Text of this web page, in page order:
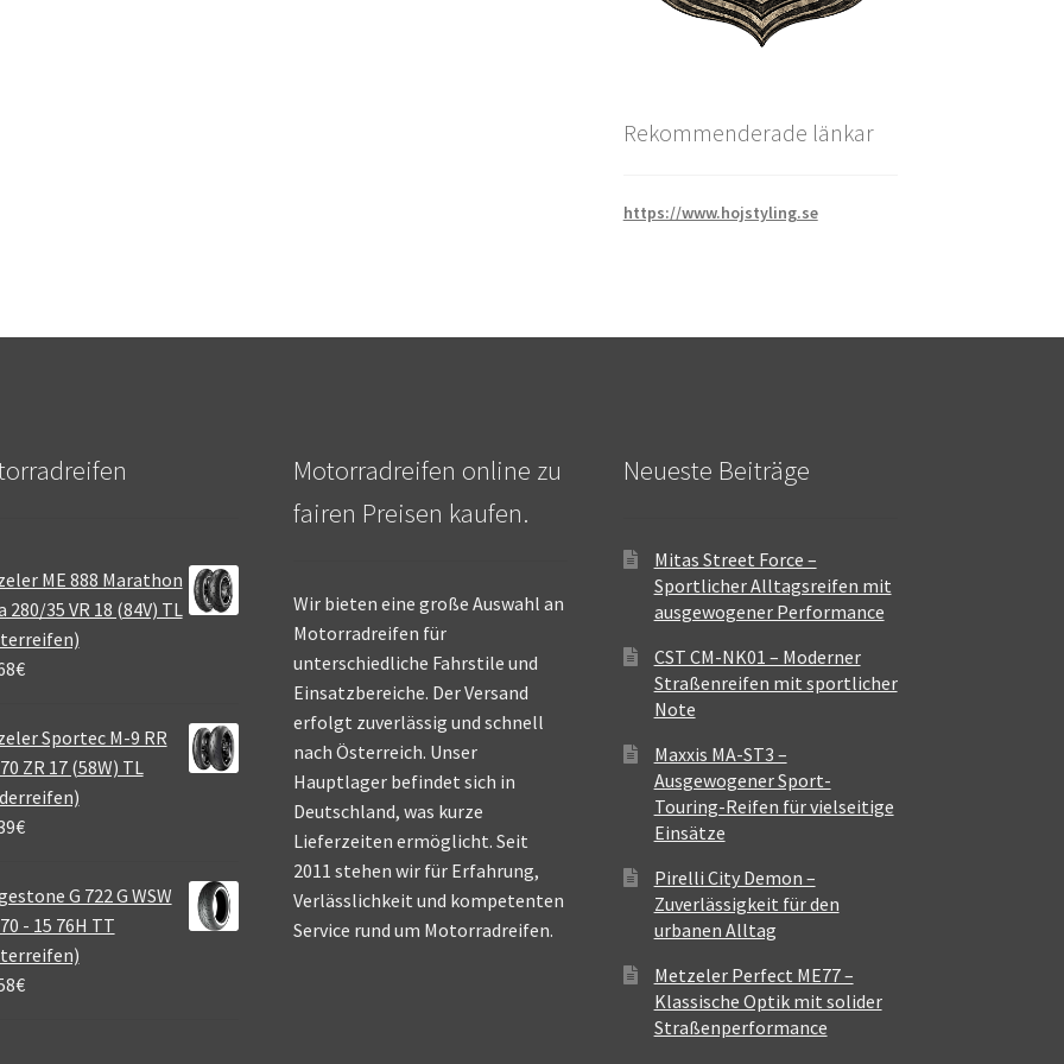
Rekommenderade länkar
https://www.hojstyling.se
ME 888 Marathon
280/35 VR 18 (84V) TL
€
Sportec M-9 RR
ZR 17 (58W) TL
€
G 722 G WSW
- 15 76H TT
€
Motorradreifen online zu
fairen Preisen kaufen.
Wir bieten eine große Auswahl an
Motorradreifen für
unterschiedliche Fahrstile und
Einsatzbereiche. Der Versand
erfolgt zuverlässig und schnell
nach Österreich. Unser
Hauptlager befindet sich in
Deutschland, was kurze
Lieferzeiten ermöglicht. Seit
2011 stehen wir für Erfahrung,
Verlässlichkeit und kompetenten
Service rund um Motorradreifen.
Neueste Beiträge
Mitas Street Force –
Sportlicher Alltagsreifen mit
ausgewogener Performance
CST CM-NK01 – Moderner
Straßenreifen mit sportlicher
Note
Maxxis MA-ST3 –
Ausgewogener Sport-
Touring-Reifen für vielseitige
Einsätze
Pirelli City Demon –
Zuverlässigkeit für den
urbanen Alltag
Metzeler Perfect ME77 –
Klassische Optik mit solider
Straßenperformance